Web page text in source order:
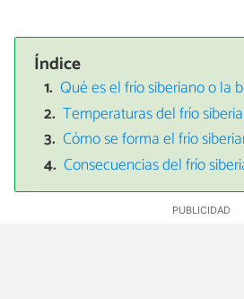
Índice
Qué es el frío siberiano o la
Temperaturas del frío
Cómo se forma el frío
Consecuencias del frío